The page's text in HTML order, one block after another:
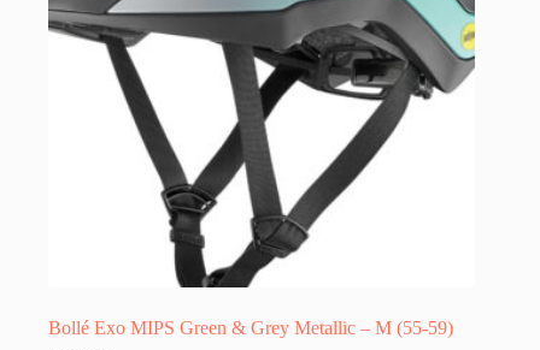
Bollé Exo MIPS Green & Grey Metallic – M (55-59)